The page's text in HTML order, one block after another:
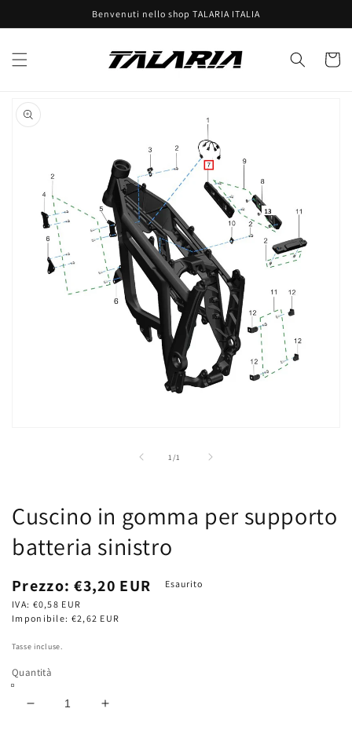
ai contenuti
Benvenuti nello shop TALARIA ITALIA
Carrello
informazioni
sul prodotto
1 /
su1
Cuscino in gomma per supporto
batteria sinistro
Prezzo
di
listino
Prezzo: €3,20 EUR
IVA: €0,58 EUR
Imponibile: €2,62 EUR
Esaurito
Tasse incluse.
Quantità
Diminuisci
Aumenta